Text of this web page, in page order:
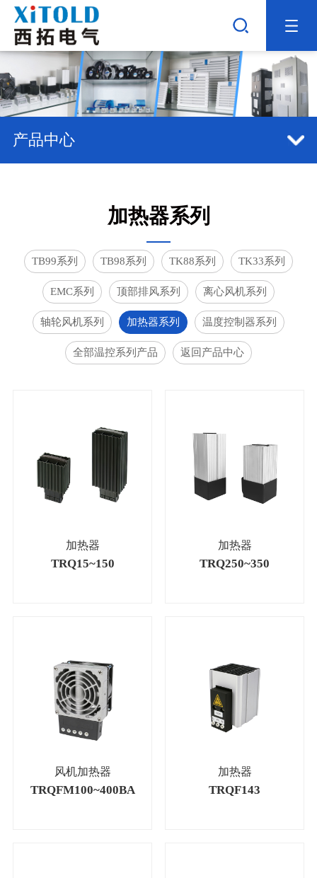
产品中心
加热器系列
TB99系列 TB98系列 TK88系列 TK33系列
EMC系列 顶部排风系列 离心风机系列
轴轮风机系列 加热器系列 温度控制器系列
全部温控系列产品 返回产品中心
加热器
TRQ15~150
加热器
TRQ250~350
风机加热器
TRQFM100~400BA
加热器
TRQF143